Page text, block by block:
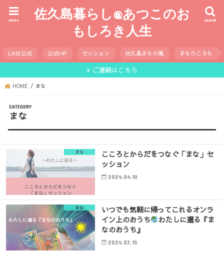
佐久島暮らし@あつこのお
もしろき人生
search
menu
LINE公式 公式HP セッション 佐久島まなの風 まなのころも
ご連絡はこちら
HOME まな
まな
まな
こころとからだをつなぐ「まな」セ
ッション
2024.04.10
まな
いつでも気軽に帰ってこれるオンラ
イン上のおうち
わたしに還る『ま
なのおうち』
2024.03.15